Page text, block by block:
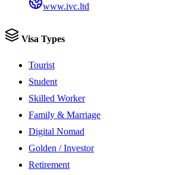
www.ivc.ltd
Visa Types
Tourist
Student
Skilled Worker
Family & Marriage
Digital Nomad
Golden / Investor
Retirement